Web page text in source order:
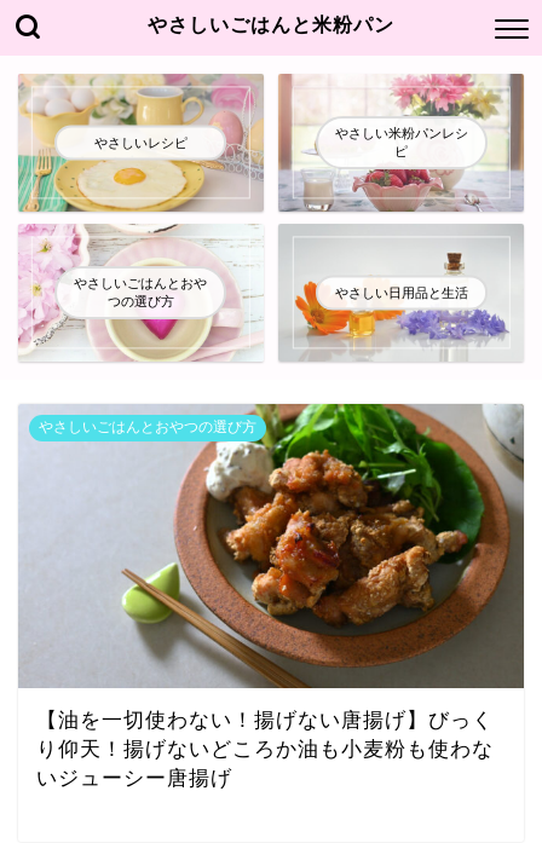
やさしいごはんと米粉パン
やさしいレシピ
やさしい米粉パンレシ
ピ
やさしいごはんとおや
つの選び方
やさしい日用品と生活
やさしいごはんとおやつの選び方
【油を一切使わない！揚げない唐揚げ】びっく
り仰天！揚げないどころか油も小麦粉も使わな
いジューシー唐揚げ